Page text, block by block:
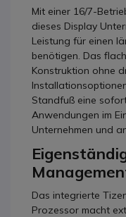
Mit einer 16/7-
dieses Display
Leistung für einen
benötigen. Das
Konstruktion ohne
Standfuß eine
Anwendungen im
Unternehmen und
Das integrierte
Prozessor macht